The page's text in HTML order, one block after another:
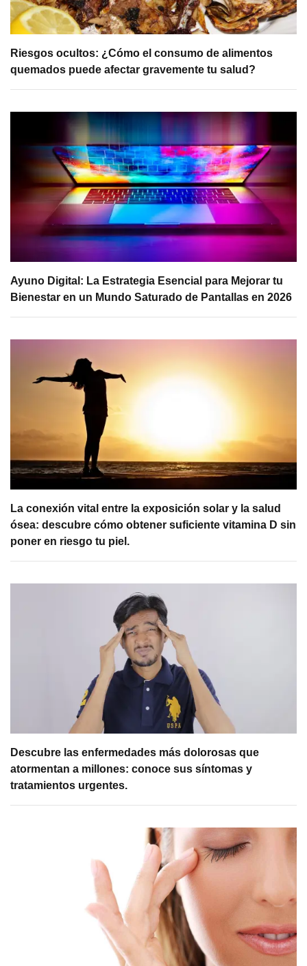
Riesgos ocultos: ¿Cómo el consumo de alimentos
quemados puede afectar gravemente tu salud?
Ayuno Digital: La Estrategia Esencial para Mejorar tu
Bienestar en un Mundo Saturado de Pantallas en 2026
La conexión vital entre la exposición solar y la salud
ósea: descubre cómo obtener suficiente vitamina D sin
poner en riesgo tu piel.
Descubre las enfermedades más dolorosas que
atormentan a millones: conoce sus síntomas y
tratamientos urgentes.